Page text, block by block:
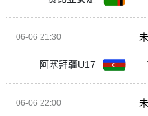
06-06 21:30
阿塞拜疆U17
06-06 22:00